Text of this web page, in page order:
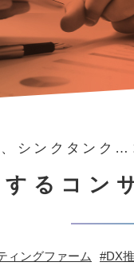
シンクタンク…
るコン
ィングファーム DX